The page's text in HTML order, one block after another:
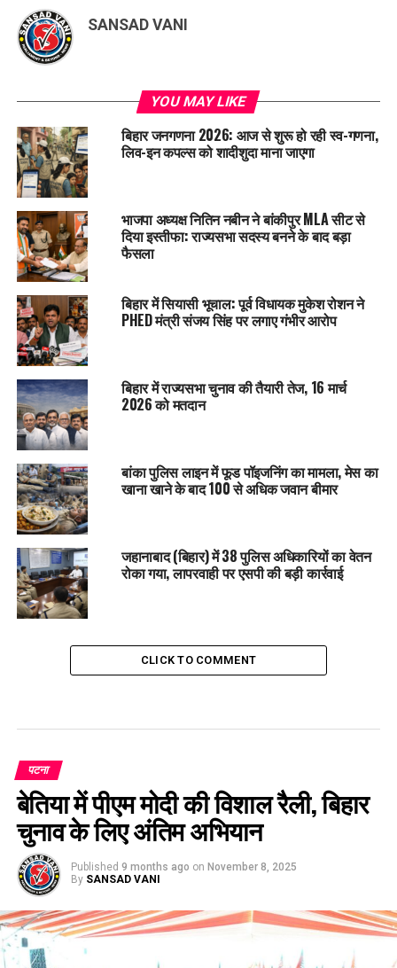
SANSAD VANI
YOU MAY LIKE
बिहार जनगणना 2026: आज से शुरू हो रही स्व-गणना,
लिव-इन कपल्स को शादीशुदा माना जाएगा
भाजपा अध्यक्ष नितिन नबीन ने बांकीपुर MLA सीट से
दिया इस्तीफा: राज्यसभा सदस्य बनने के बाद बड़ा
फैसला
बिहार में सियासी भूचाल: पूर्व विधायक मुकेश रोशन ने
PHED मंत्री संजय सिंह पर लगाए गंभीर आरोप
बिहार में राज्यसभा चुनाव की तैयारी तेज, 16 मार्च
2026 को मतदान
बांका पुलिस लाइन में फूड पॉइजनिंग का मामला, मेस का
खाना खाने के बाद 100 से अधिक जवान बीमार
जहानाबाद (बिहार) में 38 पुलिस अधिकारियों का वेतन
रोका गया, लापरवाही पर एसपी की बड़ी कार्रवाई
CLICK TO COMMENT
पटना
बेतिया में पीएम मोदी की विशाल रैली, बिहार
चुनाव के लिए अंतिम अभियान
Published 9 months ago on November 8, 2025
By SANSAD VANI